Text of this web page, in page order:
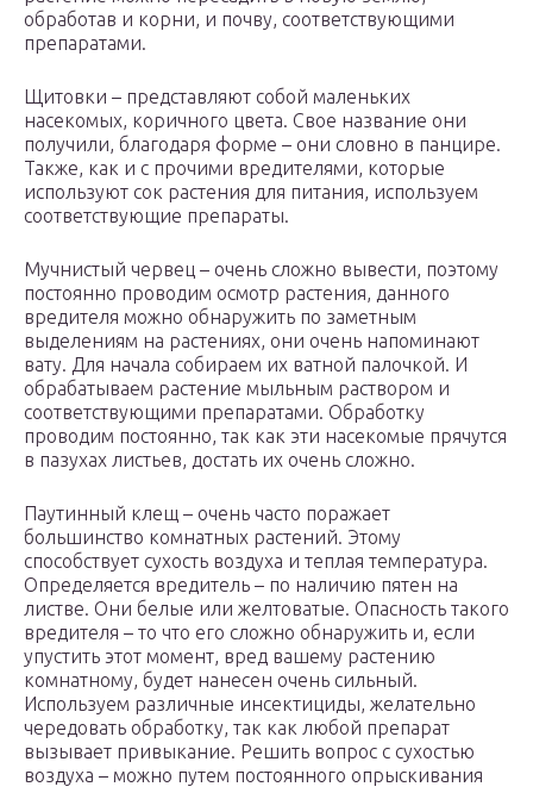
обработав и корни, и почву, соответствующими
препаратами.
Щитовки – представляют собой маленьких
насекомых, коричного цвета. Свое название они
получили, благодаря форме – они словно в панцире.
Также, как и с прочими вредителями, которые
используют сок растения для питания, используем
соответствующие препараты.
Мучнистый червец – очень сложно вывести, поэтому
постоянно проводим осмотр растения, данного
вредителя можно обнаружить по заметным
выделениям на растениях, они очень напоминают
вату. Для начала собираем их ватной палочкой. И
обрабатываем растение мыльным раствором и
соответствующими препаратами. Обработку
проводим постоянно, так как эти насекомые прячутся
в пазухах листьев, достать их очень сложно.
Паутинный клещ – очень часто поражает
большинство комнатных растений. Этому
способствует сухость воздуха и теплая температура.
Определяется вредитель – по наличию пятен на
листве. Они белые или желтоватые. Опасность такого
вредителя – то что его сложно обнаружить и, если
упустить этот момент, вред вашему растению
комнатному, будет нанесен очень сильный.
Используем различные инсектициды, желательно
чередовать обработку, так как любой препарат
вызывает привыкание. Решить вопрос с сухостью
воздуха – можно путем постоянного опрыскивания